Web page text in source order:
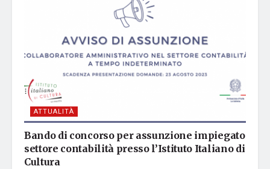
ATTUALITÀ
Bando di concorso per assunzione impiegato
settore contabilità presso l’Istituto Italiano di
Cultura